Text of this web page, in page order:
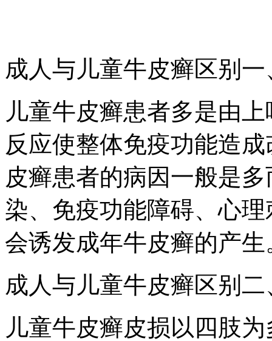
成人与儿童牛皮癣区别
儿童牛皮癣患者多是由
反应使整体免疫功能造
皮癣患者的病因一般是
染、免疫功能障碍、心
会诱发成年牛皮癣的产生
成人与儿童牛皮癣区别
儿童牛皮癣皮损以四肢